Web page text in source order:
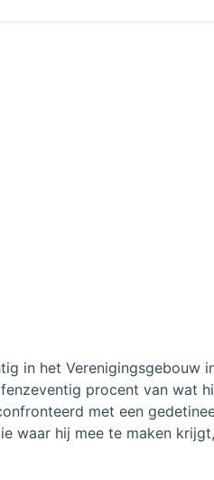
in het Verenigingsgebouw
procent van wat
met een
waar hij mee te maken